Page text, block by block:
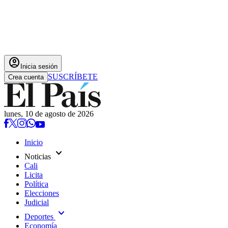
account_circle Inicia sesión
Crea cuenta SUSCRÍBETE
lunes, 10 de agosto de 2026
Inicio
Noticias expand_more
Cali
Licita
Política
Elecciones
Judicial
Deportes expand_more
Economía